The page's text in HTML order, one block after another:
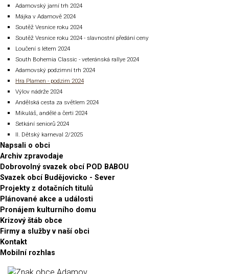
Adamovský jarní trh 2024
Májka v Adamově 2024
Soutěž Vesnice roku 2024
Soutěž Vesnice roku 2024 - slavnostní předání ceny
Loučení s létem 2024
South Bohemia Classic - veteránská rallye 2024
Adamovský podzimní trh 2024
Hra Plamen - podzim 2024
Výlov nádrže 2024
Andělská cesta za světlem 2024
Mikuláš, andělé a čerti 2024
Setkání seniorů 2024
II. Dětský karneval 2/2025
Napsali o obci
Archiv zpravodaje
Dobrovolný svazek obcí POD BABOU
Svazek obcí Budějovicko - Sever
Projekty z dotačních titulů
Plánované akce a události
Pronájem kulturního domu
Krizový štáb obce
Firmy a služby v naší obci
Kontakt
Mobilní rozhlas